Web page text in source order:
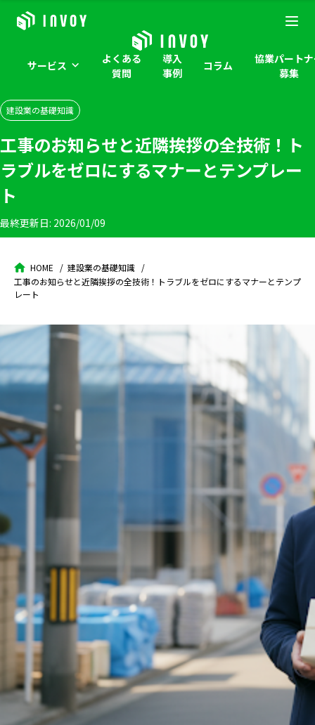
サービス
よくある
質問
導入
事例
コラム
協業パート
募集
建設業の基礎知識
工事のお知らせと近隣挨拶の全技術！ト
ラブルをゼロにするマナーとテンプレー
ト
最終更新日: 2026/01/09
HOME
建設業の基礎知識
工事のお知らせと近隣挨拶の全技術！トラブルをゼロにするマナーとテンプ
レート